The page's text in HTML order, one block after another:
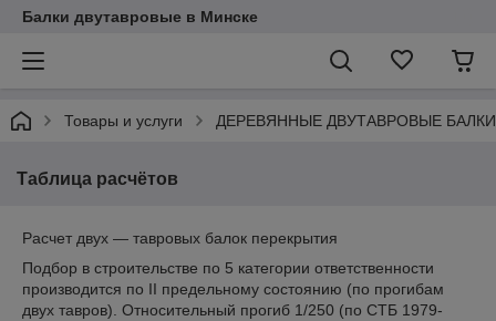
Балки двутавровые в Минске
Товары и услуги ДЕРЕВЯННЫЕ ДВУТАВРОВЫЕ БАЛКИ
Таблица расчётов
Расчет двух — тавровых балок перекрытия
Подбор в строительстве по 5 категории ответственности
производится по II предельному состоянию (по прогибам
двух тавров). Относительный прогиб 1/250 (по СТБ 1979-